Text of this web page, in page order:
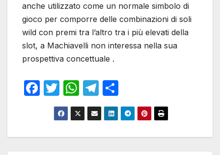
anche utilizzato come un normale simbolo di
gioco per comporre delle combinazioni di soli
wild con premi tra l’altro tra i più elevati della
slot, a Machiavelli non interessa nella sua
prospettiva concettuale .
F
e
T
w
itt
er
W
h
at
s
T
el
e
gr
h
ar
e